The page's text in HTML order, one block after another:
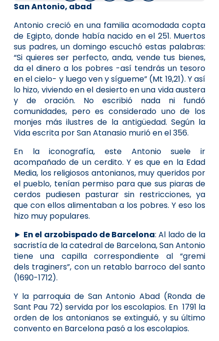
San Antonio, abad
Antonio creció en una familia acomodada copta
de Egipto, donde había nacido en el 251. Muertos
sus padres, un domingo escuchó estas palabras:
“Si quieres ser perfecto, anda, vende tus bienes,
da el dinero a los pobres -así tendrás un tesoro
en el cielo- y luego ven y sígueme” (Mt 19,21). Y así
lo hizo, viviendo en el desierto en una vida austera
y de oración. No escribió nada ni fundó
comunidades, pero es considerado uno de los
monjes más ilustres de la antigüedad. Según la
Vida escrita por San Atanasio murió en el 356.
En la iconografía, este Antonio suele ir
acompañado de un cerdito. Y es que en la Edad
Media, los religiosos antonianos, muy queridos por
el pueblo, tenían permiso para que sus piaras de
cerdos pudiesen pasturar sin restricciones, ya
que con ellos alimentaban a los pobres. Y eso los
hizo muy populares.
► En el arzobispado de Barcelona: Al lado de la
sacristía de la catedral de Barcelona, San Antonio
tiene una capilla correspondiente al “gremi
dels traginers”, con un retablo barroco del santo
(1690-1712).
Y la parroquia de San Antonio Abad (Ronda de
Sant Pau 72) servida por los escolapios. En 1791 la
orden de los antonianos se extinguió, y su último
convento en Barcelona pasó a los escolapios.